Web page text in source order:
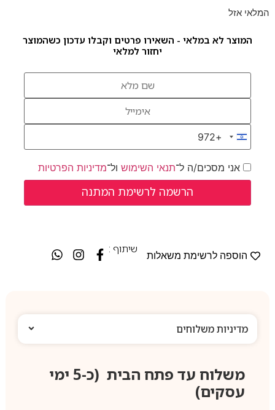
המלאי אזל
המוצר לא במלאי - השאירו פרטים וקבלו עדכון כשהמוצר
יחזור למלאי
Israel +972
+972
אני מסכים/ה ל־תנאי השימושול־מדיניות הפרטיות
הוספה לרשימת משאלות
שיתוף :
מדיניות משלוחים
משלוח עד פתח הבית (כ-5 ימי
עסקים)